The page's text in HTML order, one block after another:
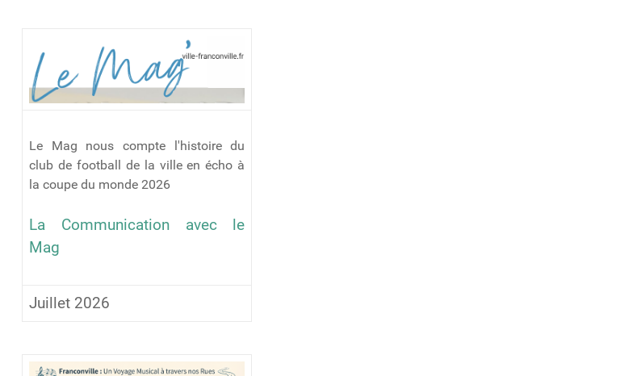
Le Mag nous compte l'histoire du
club de football de la ville en écho à
la coupe du monde 2026
La Communication avec le
Mag
Juillet 2026